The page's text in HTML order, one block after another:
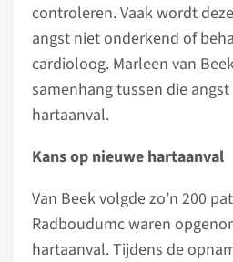
controleren. Vaak wordt
angst niet onderkend of
cardioloog. Marleen van
samenhang tussen die
hartaanval.
Kans op nieuwe hartaanval
Van Beek volgde zo’n 200
Radboudumc waren
hartaanval. Tijdens de